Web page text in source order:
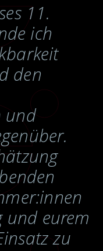
11.
ich
den
und
und eurem
zu